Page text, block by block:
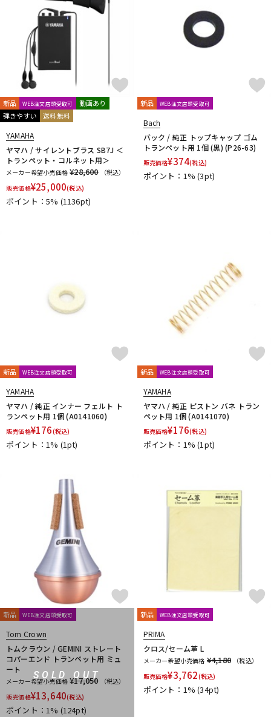
新品 WEB注文店頭受取可
動画あり
弾きやすい
送料無料
YAMAHA
ヤマハ / サイレントブラス SB7J ＜
トランペット・コルネット用＞
メーカー希望小売価格 ¥28,600
（税込）
販売価格¥25,000(税込)
ポイント：5% (1136pt)
新品 WEB注文店頭受取可
Bach
バック / 純正 トップキャップ ゴム
トランペット用 1個 (黒) (P26-63)
販売価格¥374(税込)
ポイント：1%(3pt)
新品 WEB注文店頭受取可
YAMAHA
ヤマハ / 純正 インナー フェルト ト
ランペット用 1個 (A0141060)
販売価格¥176(税込)
ポイント：1% (1pt)
新品 WEB注文店頭受取可
YAMAHA
ヤマハ / 純正 ピストン バネ トラン
ペット用 1個 (A0141070)
販売価格¥176(税込)
ポイント：1%(1pt)
SOLD OUT
新品 WEB注文店頭受取可
Tom Crown
トムクラウン / GEMINI ストレート
コパーエンド トランペット用 ミュ
ート
メーカー希望小売価格 ¥17,050
（税込）
販売価格¥13,640(税込)
ポイント：1% (124pt)
新品 WEB注文店頭受取可
PRIMA
クロス/セーム革 L
メーカー希望小売価格 ¥4,180
（税込）
販売価格¥3,762(税込)
ポイント：1%(34pt)